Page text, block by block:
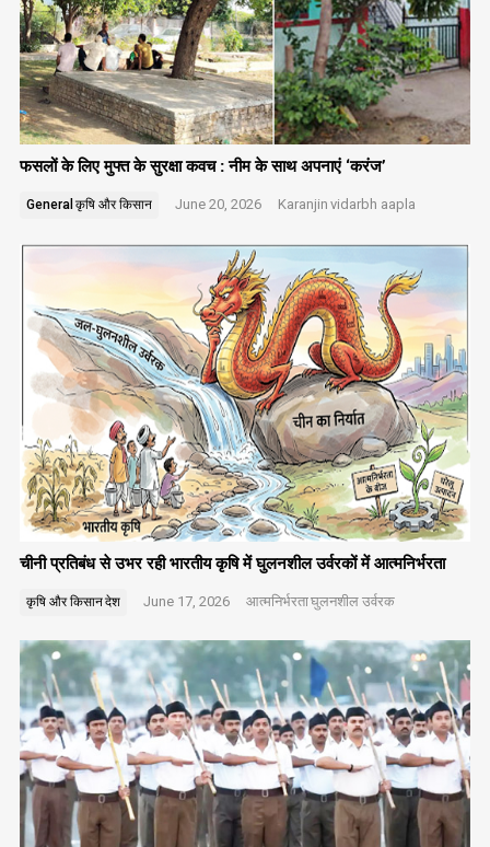
फसलों के लिए मुफ्त के सुरक्षा कवच : नीम के साथ अपनाएं ‘करंज’
General कृषि और किसान June 20, 2026 Karanjin vidarbh aapla
चीनी प्रतिबंध से उभर रही भारतीय कृषि में घुलनशील उर्वरकों में आत्मनिर्भरता
कृषि और किसानदेश June 17, 2026 आत्मनिर्भरताघुलनशील उर्वरक